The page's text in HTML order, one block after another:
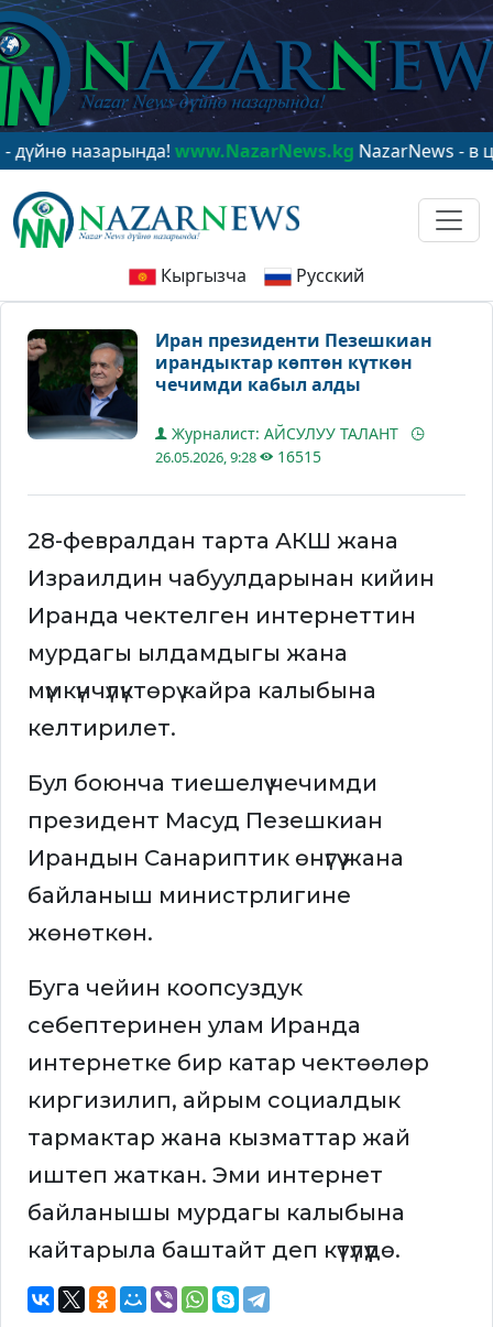
назарында!www.NazarNews.kgNazarNews - в
Кыргызча Русский
Иран президенти Пезешкиан
ирандыктар көптөн күткөн
чечимди кабыл алды
Журналист: АЙСУЛУУ ТАЛАНТ
26.05.2026, 9:28 16515
28-февралдан тарта АКШ жана
Израилдин чабуулдарынан кийин
Иранда чектелген интернеттин
мурдагы ылдамдыгы жана
мүмкүнчүлүктөрү кайра калыбына
келтирилет.
Бул боюнча тиешелүү чечимди
президент Масуд Пезешкиан
Ирандын Санариптик өнүгүү жана
байланыш министрлигине
жөнөткөн.
Буга чейин коопсуздук
себептеринен улам Иранда
интернетке бир катар чектөөлөр
киргизилип, айрым социалдык
тармактар жана кызматтар жай
иштеп жаткан. Эми интернет
байланышы мурдагы калыбына
кайтарыла баштайт деп күтүлүүдө.